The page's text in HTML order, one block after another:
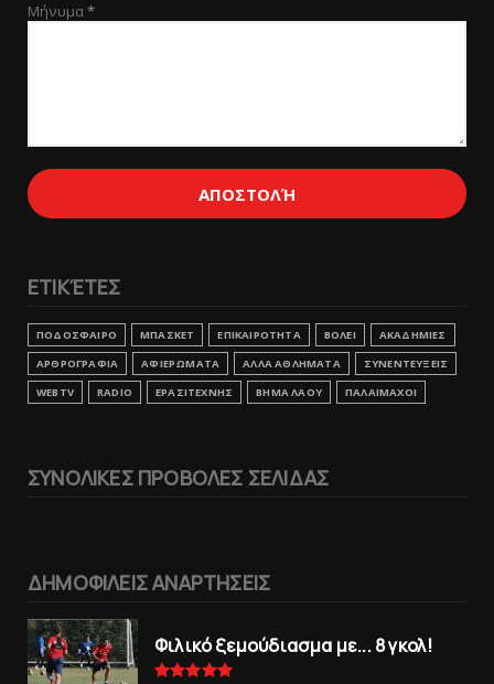
Μήνυμα*
ΕΤΙΚΈΤΕΣ
ΠΟΔΟΣΦΑΙΡΟ ΜΠΑΣΚΕΤ ΕΠΙΚΑΙΡΟΤΗΤΑ ΒΟΛΕΙ
ΑΚΑΔΗΜΙΕΣ
ΑΡΘΡΟΓΡΑΦΙΑ
ΑΦΙΕΡΩΜΑΤΑ ΑΛΛΑ ΑΘΛΗΜΑΤΑ
ΣΥΝΕΝΤΕΥΞΕΙΣ
WEBTV
RADIO ΕΡΑΣΙΤΕΧΝΗΣ ΒΗΜΑ ΛΑΟΥ ΠΑΛΑΙΜΑΧΟΙ
ΣΥΝΟΛΙΚΕΣ ΠΡΟΒΟΛΕΣ ΣΕΛΙΔΑΣ
ΔΗΜΟΦΙΛΕΙΣ ΑΝΑΡΤΗΣΕΙΣ
Φιλικό ξεμούδιασμα με... 8 γκολ!